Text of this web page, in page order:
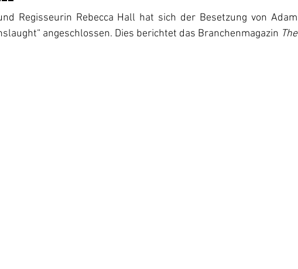
Regisseurin Rebecca Hall hat sich der Besetzung von Adam
angeschlossen. Dies berichtet das Branchenmagazin The